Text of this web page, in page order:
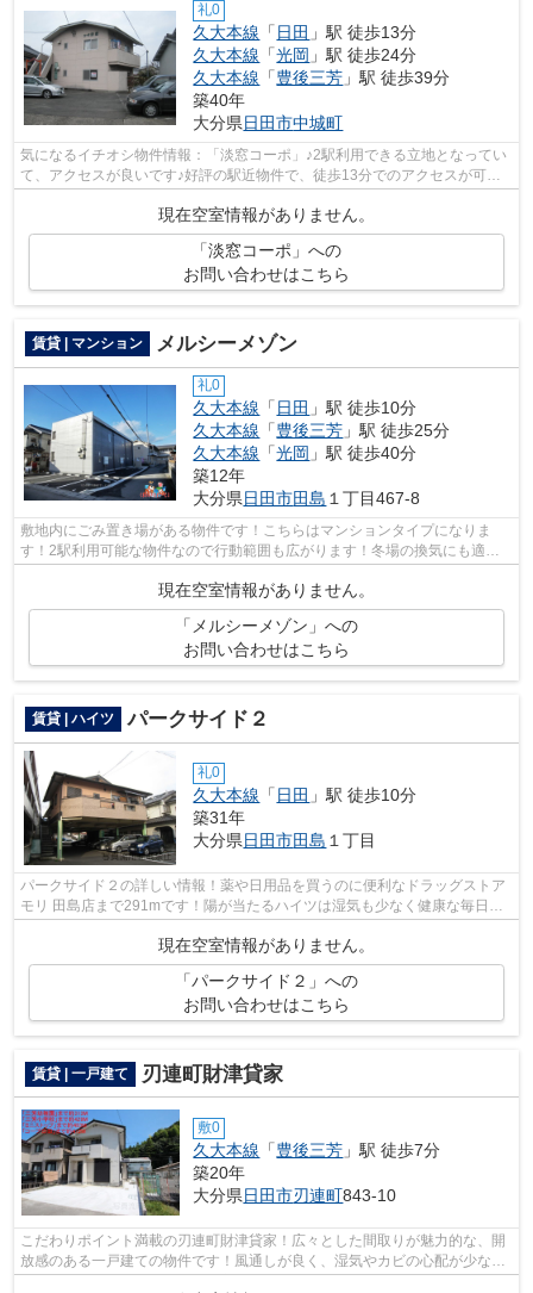
礼0
久大本線 「 日田 」駅 徒歩13分
久大本線 「光岡 」駅 徒歩24分
久大本線 「豊後三芳 」駅 徒歩39分
築40年
大分県日田市中城町
気になるイチオシ物件情報：「淡窓コーポ」♪2駅利用できる立地となってい
て、アクセスが良いです♪好評の駅近物件で、徒歩13分でのアクセスが可能
現在空室情報がありません。
「淡窓コーポ」への
お問い合わせはこちら
賃貸 | マンション メルシーメゾン
礼0
久大本線 「 日田 」駅 徒歩10分
久大本線 「豊後三芳 」駅 徒歩25分
久大本線 「光岡 」駅 徒歩40分
築12年
大分県日田市田島 １丁目467-8
敷地内にごみ置き場がある物件です！こちらはマンションタイプになりま
す！2駅利用可能な物件なので行動範囲も広がります！冬場の換気にも適し
現在空室情報がありません。
「メルシーメゾン」への
お問い合わせはこちら
賃貸 | ハイツ パークサイド２
礼0
久大本線 「 日田 」駅 徒歩10分
築31年
大分県日田市田島 １丁目
パークサイド２の詳しい情報！薬や日用品を買うのに便利なドラッグストア
モリ 田島店まで291mです！陽が当たるハイツは湿気も少なく健康な毎日を
過ごせます！敷地内ごみ置き場は、ごみ...
現在空室情報がありません。
「パークサイド２」への
お問い合わせはこちら
賃貸 | 一戸建て 刃連町財津貸家
敷0
久大本線 「豊後三芳 」駅 徒歩7分
築20年
大分県日田市刃連町843-10
こだわりポイント満載の刃連町財津貸家！広々とした間取りが魅力的な、開
放感のある一戸建ての物件です！風通しが良く、湿気やカビの心配が少ない
物件です！こちらの物件は眺望良好で...